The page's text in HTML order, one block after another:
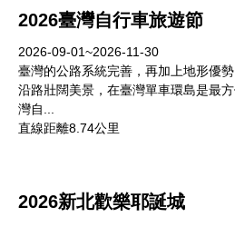
2026臺灣自行車旅遊節
2026-09-01~2026-11-30
臺灣的公路系統完善，再加上地形優
沿路壯闊美景，在臺灣單車環島是最
灣自...
直線距離8.74公里
2026新北歡樂耶誕城